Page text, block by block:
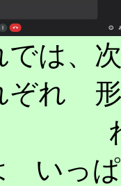
では、
ぞれ
いっ